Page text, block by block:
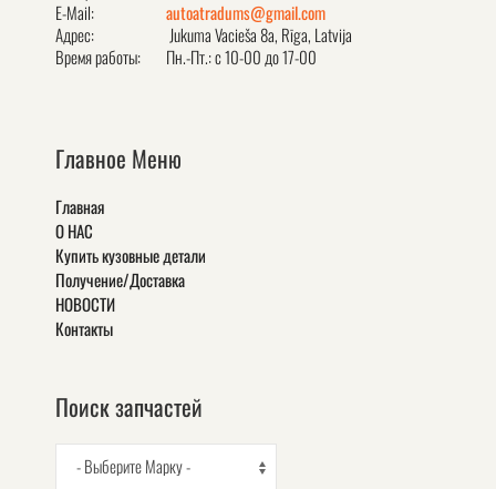
E-Mail:
autoatradums@gmail.com
Адрес:
Jukuma Vacieša 8a, Rīga, Latvija
Время работы:
Пн.-Пт.: с 10-00 до 17-00
Главное Меню
Главная
О НАС
Купить кузовные детали
Получение/Доставка
НОВОСТИ
Контакты
Поиск запчастей
- Выберите Марку -